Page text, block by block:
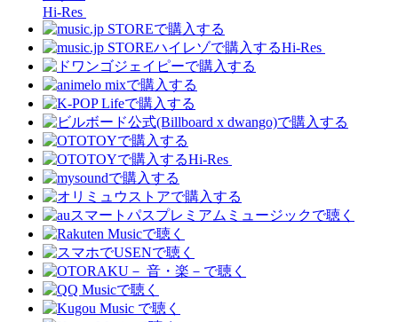
Hi-Res
Hi-Res
Hi-Res